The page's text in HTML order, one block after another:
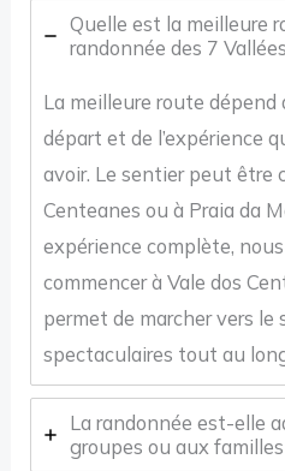
Quelle est la meilleure
randonnée des 7
La meilleure route
départ et de l’expérience
avoir. Le sentier peut être
Centeanes ou à Praia da
expérience complète,
commencer à Vale dos
permet de marcher vers le
spectaculaires tout au
La randonnée est-elle
groupes ou aux familles